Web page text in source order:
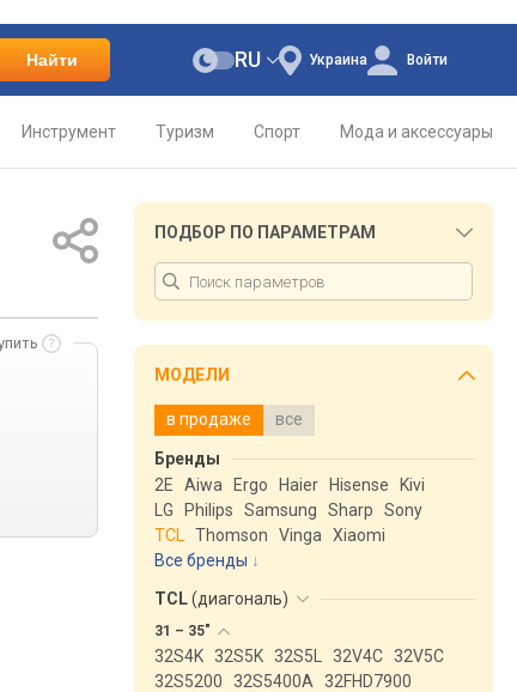
Найти Украина
RU Войти
Инструмент Туризм Спорт Мода и аксессуары
ПОДБОР ПО ПАРАМЕТРАМ
МОДЕЛИ
в продаже все
Бренды
2E
Aiwa Ergo Haier Hisense
Kivi
LG
Philips Samsung Sharp
Sony
TCL
Thomson Vinga
Xiaomi
Все бренды
TCL(диагональ)
31 – 35"
32S4K 32S5K 32S5L 32V4C 32V5C
32S5200
32S5400A
32FHD7900